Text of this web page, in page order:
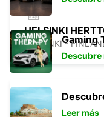
HELSINKI
HELSINKI -Gaming
Descubre
Leer más